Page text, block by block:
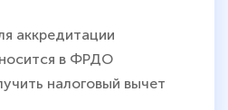
аккредитации
в ФРДО
налоговый вычет